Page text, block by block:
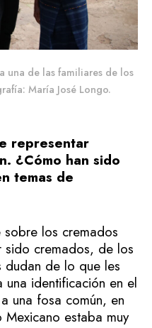
una de las familiares de los
María José Longo.
representar
¿Cómo han sido
temas de
los cremados
sido cremados, de los
dudan de lo que les
identificación en el
una fosa común, en
estaba muy